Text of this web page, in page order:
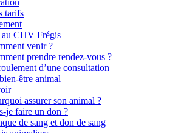
tarifs
au CHV Frégis
venir ?
prendre rendez-vous ?
d’une consultation
être animal
assurer son animal ?
je faire un don ?
de sang et don de sang